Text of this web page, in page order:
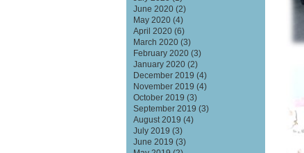
June 2020 (2)
May 2020 (4)
April 2020 (6)
March 2020 (3)
February 2020 (3)
January 2020 (2)
December 2019 (4)
November 2019 (4)
October 2019 (3)
September 2019 (3)
August 2019 (4)
July 2019 (3)
June 2019 (3)